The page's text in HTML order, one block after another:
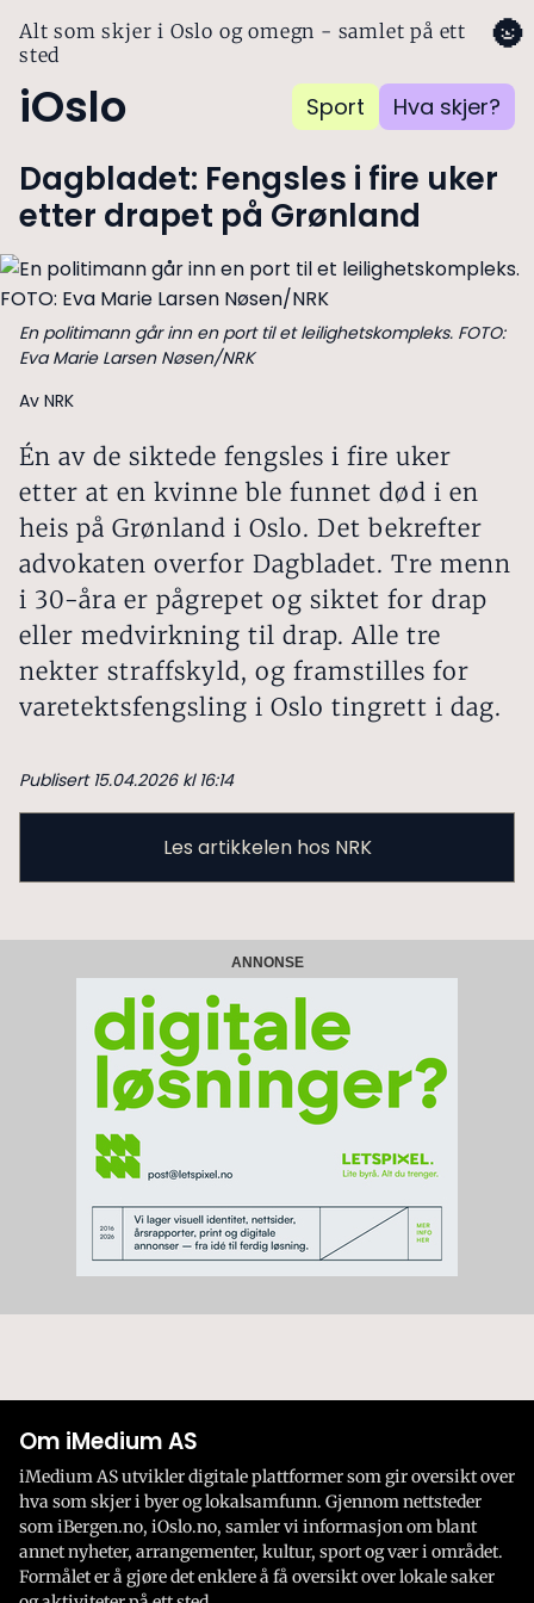
Alt som skjer i Oslo og omegn - samlet på ett
sted
iOslo Sport Hva skjer?
🌚
Dagbladet: Fengsles i fire uker
etter drapet på Grønland
En politimann går inn en port til et leilighetskompleks. FOTO:
Eva Marie Larsen Nøsen/NRK
Av NRK
Én av de siktede fengsles i fire uker
etter at en kvinne ble funnet død i en
heis på Grønland i Oslo. Det bekrefter
advokaten overfor Dagbladet. Tre menn
i 30-åra er pågrepet og siktet for drap
eller medvirkning til drap. Alle tre
nekter straffskyld, og framstilles for
varetektsfengsling i Oslo tingrett i dag.
Publisert 15.04.2026 kl 16:14
Les artikkelen hos NRK
ANNONSE
Om iMedium AS
iMedium AS utvikler digitale plattformer som gir oversikt over
hva som skjer i byer og lokalsamfunn. Gjennom nettsteder
som iBergen.no, iOslo.no, samler vi informasjon om blant
annet nyheter, arrangementer, kultur, sport og vær i området.
Formålet er å gjøre det enklere å få oversikt over lokale saker